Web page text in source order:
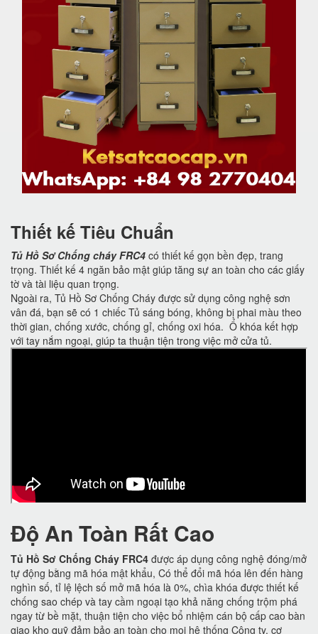
Thiết kế Tiêu Chuẩn
Tủ Hồ Sơ Chống cháy FRC4 có thiết kế gọn bền đẹp, trang
trọng. Thiết kế 4 ngăn bảo mật giúp tăng sự an toàn cho các giấy
tờ và tài liệu quan trọng.
Ngoài ra, Tủ Hồ Sơ Chống Cháy được sử dụng công nghệ sơn
vân đá, bạn sẽ có 1 chiếc Tủ sáng bóng, không bị phai màu theo
thời gian, chống xước, chống gỉ, chống oxi hóa. Ổ khóa kết hợp
với tay nắm ngoại, giúp ta thuận tiện trong việc mở cửa tủ.
Độ An Toàn Rất Cao
Tủ Hồ Sơ Chống Cháy FRC4 được áp dụng công nghệ đóng/mở
tự động bằng mã hóa mật khẩu, Có thể đổi mã hóa lên đến hàng
nghìn số, tỉ lệ lệch số mở mã hóa là 0%, chìa khóa được thiết kế
chống sao chép và tay cầm ngoại tạo khả năng chống trộm phá
ngay từ bề mặt, thuận tiện cho việc bổ nhiệm cán bộ cấp cao bàn
giao kho quỹ đảm bảo an toàn cho mọi hệ thống Công ty, cơ